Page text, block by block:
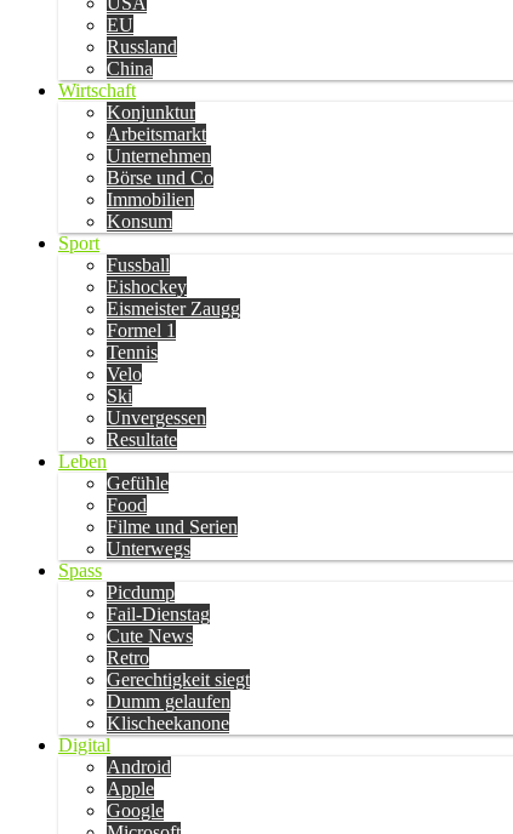
EU
Russland
China
Wirtschaft
Konjunktur
Arbeitsmarkt
Unternehmen
Börse und Co
Immobilien
Konsum
Sport
Fussball
Eishockey
Eismeister Zaugg
Formel 1
Tennis
Velo
Ski
Unvergessen
Resultate
Leben
Gefühle
Food
Filme und Serien
Unterwegs
Spass
Picdump
Fail-Dienstag
Cute News
Retro
Gerechtigkeit siegt
Dumm gelaufen
Klischeekanone
Digital
Android
Apple
Google